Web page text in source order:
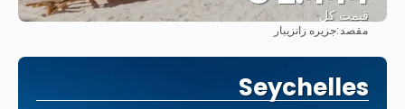
قیمت کل
مقصد:جزیره زانزیبار
Seychelles